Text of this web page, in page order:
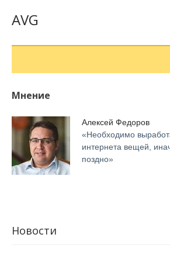
AVG
Мнение
Алексей Федоров
«Необходимо
интернета вещей,
поздно»
Новости